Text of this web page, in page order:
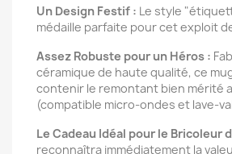
Un Design Festif : Le style
médaille parfaite pour cet exploit
Assez Robuste pour un Héros :
céramique de haute qualité, ce
contenir le remontant bien mérité
(compatible micro-ondes et lave-
Le Cadeau Idéal pour le Bricoleur
reconnaîtra immédiatement la